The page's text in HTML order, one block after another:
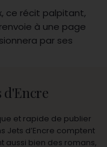
ce récit palpitant,
à une page
par ses
d'Encre
et rapide de publier
Jets d’Encre comptent
aussi bien des romans,